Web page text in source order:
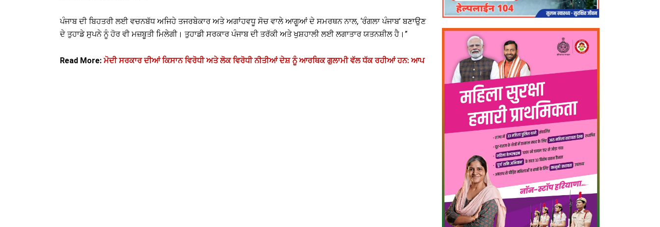
ਪੰਜਾਬ ਦੀ ਬਿਹਤਰੀ ਲਈ ਵਚਨਬੱਧ ਅਜਿਹੇ ਤਜਰਬੇਕਾਰ ਅਤੇ ਅਗਾਂਹਵਧੂ ਸੋਚ ਵਾਲੇ ਆਗੂਆਂ ਦੇ ਸਮਰਥਨ ਨਾਲ, ‘ਰੰਗਲਾ ਪੰਜਾਬ’ ਬਣਾਉਣ
ਦੇ ਤੁਹਾਡੇ ਸੁਪਨੇ ਨੂੰ ਹੋਰ ਵੀ ਮਜ਼ਬੂਤੀ ਮਿਲੇਗੀ। ਤੁਹਾਡੀ ਸਰਕਾਰ ਪੰਜਾਬ ਦੀ ਤਰੱਕੀ ਅਤੇ ਖੁਸ਼ਹਾਲੀ ਲਈ ਲਗਾਤਾਰ ਯਤਨਸ਼ੀਲ ਹੈ।”
Read More:ਮੋਦੀ ਸਰਕਾਰ ਦੀਆਂ ਕਿਸਾਨ ਵਿਰੋਧੀ ਅਤੇ ਲੋਕ ਵਿਰੋਧੀ ਨੀਤੀਆਂ ਦੇਸ਼ ਨੂੰ ਆਰਥਿਕ ਗੁਲਾਮੀ ਵੱਲ ਧੱਕ ਰਹੀਆਂ ਹਨ: ਆਪ